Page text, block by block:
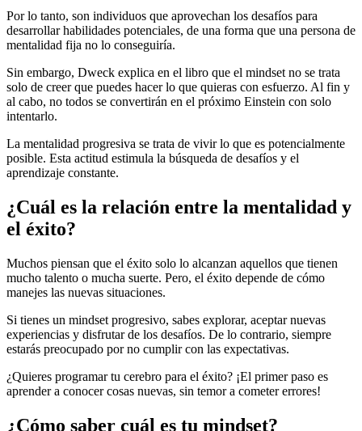
Por lo tanto, son individuos que aprovechan los desafíos para
desarrollar habilidades potenciales, de una forma que una persona de
mentalidad fija no lo conseguiría.
Sin embargo, Dweck explica en el libro que el mindset no se trata
solo de creer que puedes hacer lo que quieras con esfuerzo. Al fin y
al cabo, no todos se convertirán en el próximo Einstein con solo
intentarlo.
La mentalidad progresiva se trata de vivir lo que es potencialmente
posible. Esta actitud estimula la búsqueda de desafíos y el
aprendizaje constante.
¿Cuál es la relación entre la mentalidad y
el éxito?
Muchos piensan que el éxito solo lo alcanzan aquellos que tienen
mucho talento o mucha suerte. Pero, el éxito depende de cómo
manejes las nuevas situaciones.
Si tienes un mindset progresivo, sabes explorar, aceptar nuevas
experiencias y disfrutar de los desafíos. De lo contrario, siempre
estarás preocupado por no cumplir con las expectativas.
¿Quieres programar tu cerebro para el éxito? ¡El primer paso es
aprender a conocer cosas nuevas, sin temor a cometer errores!
¿Cómo saber cuál es tu mindset?